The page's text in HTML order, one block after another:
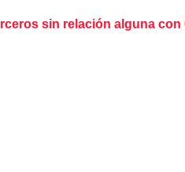
sin relación alguna con